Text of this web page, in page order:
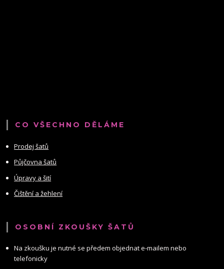
CO VŠECHNO DĚLÁME
Prodej šatů
Půjčovna šatů
Úpravy a šití
Čištění a žehlení
OSOBNÍ ZKOUŠKY ŠATŮ
Na zkoušku je nutné se předem objednat e-mailem nebo
telefonicky